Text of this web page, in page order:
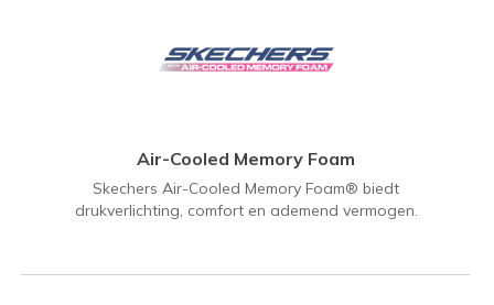
Air-Cooled Memory Foam
Skechers Air-Cooled Memory Foam® biedt
drukverlichting, comfort en ademend vermogen.